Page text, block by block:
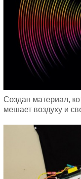
Создан материал,
мешает воздуху и